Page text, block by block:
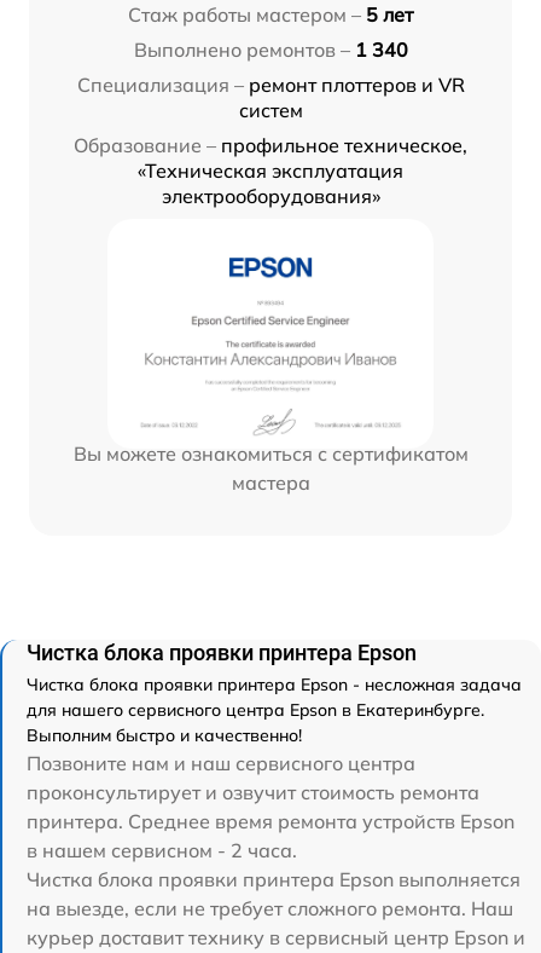
Стаж работы мастером – 5 лет
Выполнено ремонтов – 1 340
Специализация – ремонт плоттеров и VR
систем
Образование – профильное техническое,
«Техническая эксплуатация
электрооборудования»
Вы можете ознакомиться с сертификатом
мастера
Чистка блока проявки принтера Epson
Чистка блока проявки принтера Epson - несложная задача
для нашего сервисного центра Epson в Екатеринбурге.
Выполним быстро и качественно!
Позвоните нам и наш сервисного центра
проконсультирует и озвучит стоимость ремонта
принтера. Среднее время ремонта устройств Epson
в нашем сервисном - 2 часа.
Чистка блока проявки принтера Epson выполняется
на выезде, если не требует сложного ремонта. Наш
курьер доставит технику в сервисный центр Epson и